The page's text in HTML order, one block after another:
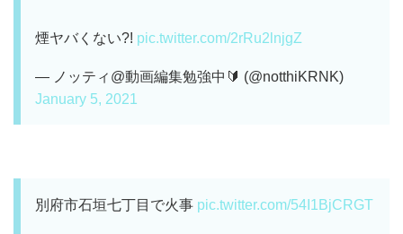
煙ヤバくない?! pic.twitter.com/2rRu2lnjgZ
— ノッティ@動画編集勉強中🔰 (@notthiKRNK)
January 5, 2021
別府市石垣七丁目で火事 pic.twitter.com/54I1BjCRGT